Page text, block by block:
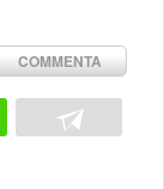
COMMENTA